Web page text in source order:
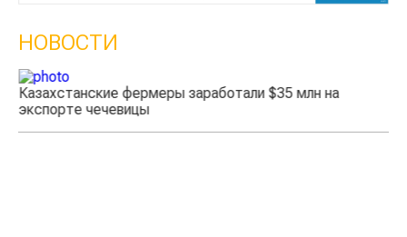
НОВОСТИ
Казахстанские фермеры заработали $35 млн на
экспорте чечевицы